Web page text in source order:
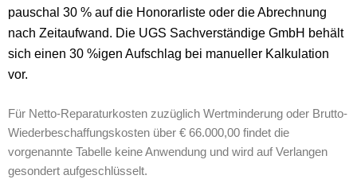
pauschal 30 % auf die Honorarliste oder die Abrechnung
nach Zeitaufwand. Die UGS Sachverständige GmbH behält
sich einen 30 %igen Aufschlag bei manueller Kalkulation
vor.
Für Netto-Reparaturkosten zuzüglich Wertminderung oder Brutto-
Wiederbeschaffungskosten über € 66.000,00 findet die
vorgenannte Tabelle keine Anwendung und wird auf Verlangen
gesondert aufgeschlüsselt.